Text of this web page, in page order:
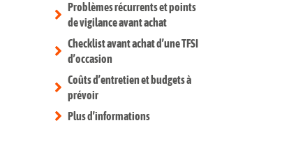
Problèmes récurrents et points
de vigilance avant achat
Checklist avant achat d’une TFSI
d’occasion
Coûts d’entretien et budgets à
prévoir
Plus d’informations